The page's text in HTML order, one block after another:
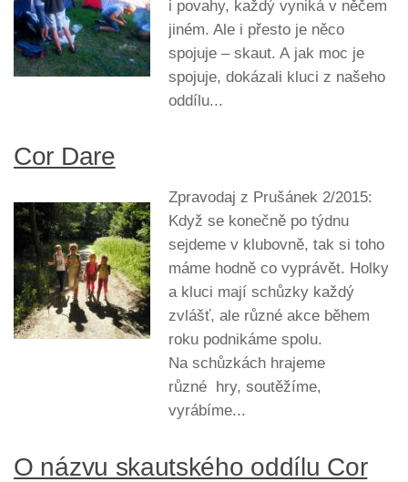
i povahy, každý vyniká v něčem
jiném. Ale i přesto je něco
spojuje – skaut. A jak moc je
spojuje, dokázali kluci z našeho
oddílu...
Cor Dare
Zpravodaj z Prušánek 2/2015:
Když se konečně po týdnu
sejdeme v klubovně, tak si toho
máme hodně co vyprávět. Holky
a kluci mají schůzky každý
zvlášť, ale různé akce během
roku podnikáme spolu.
Na schůzkách hrajeme
různé hry, soutěžíme,
vyrábíme...
O názvu skautského oddílu Cor